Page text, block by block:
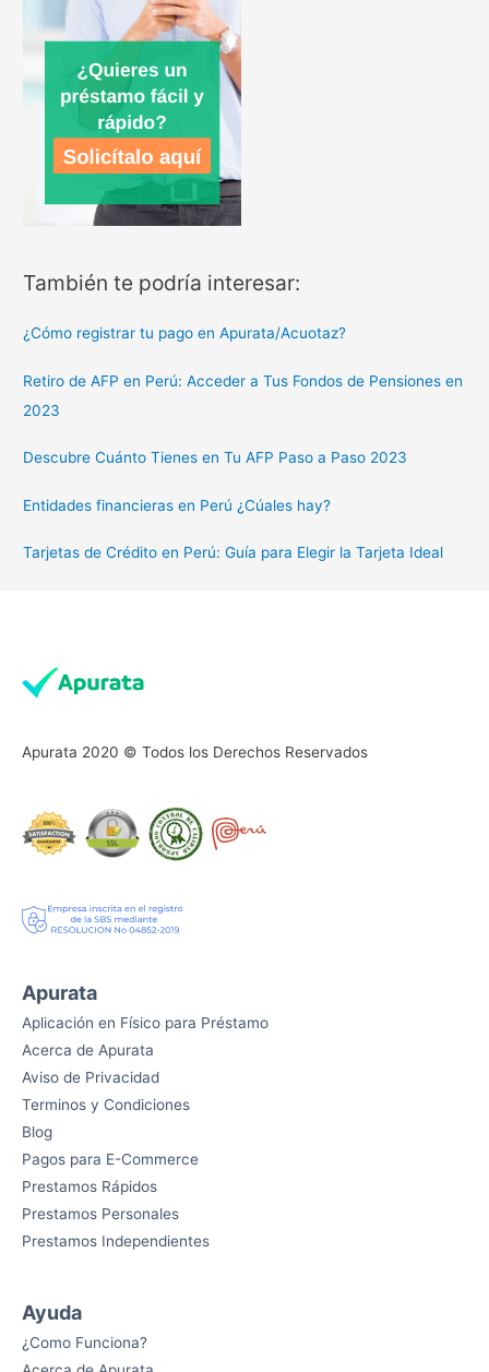
También te podría interesar:
¿Cómo registrar tu pago en Apurata/Acuotaz?
Retiro de AFP en Perú: Acceder a Tus Fondos de Pensiones en
2023
Descubre Cuánto Tienes en Tu AFP Paso a Paso 2023
Entidades financieras en Perú ¿Cúales hay?
Tarjetas de Crédito en Perú: Guía para Elegir la Tarjeta Ideal
Apurata 2020 © Todos los Derechos Reservados
Apurata
Aplicación en Físico para Préstamo
Acerca de Apurata
Aviso de Privacidad
Terminos y Condiciones
Blog
Pagos para E-Commerce
Prestamos Rápidos
Prestamos Personales
Prestamos Independientes
Ayuda
¿Como Funciona?